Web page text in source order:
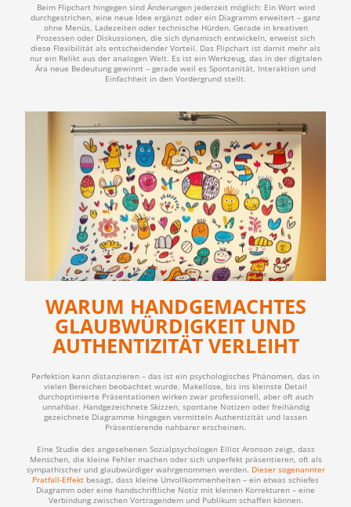
Beim Flipchart hingegen sind Änderungen jederzeit möglich: Ein Wort wird
durchgestrichen, eine neue Idee ergänzt oder ein Diagramm erweitert – ganz
ohne Menüs, Ladezeiten oder technische Hürden. Gerade in kreativen
Prozessen oder Diskussionen, die sich dynamisch entwickeln, erweist sich
diese Flexibilität als entscheidender Vorteil. Das Flipchart ist damit mehr als
nur ein Relikt aus der analogen Welt. Es ist ein Werkzeug, das in der digitalen
Ära neue Bedeutung gewinnt – gerade weil es Spontanität, Interaktion und
Einfachheit in den Vordergrund stellt.
WARUM HANDGEMACHTES
GLAUBWÜRDIGKEIT UND
AUTHENTIZITÄT VERLEIHT
Perfektion kann distanzieren – das ist ein psychologisches Phänomen, das in
vielen Bereichen beobachtet wurde. Makellose, bis ins kleinste Detail
durchoptimierte Präsentationen wirken zwar professionell, aber oft auch
unnahbar. Handgezeichnete Skizzen, spontane Notizen oder freihändig
gezeichnete Diagramme hingegen vermitteln Authentizität und lassen
Präsentierende nahbarer erscheinen.
Eine Studie des angesehenen Sozialpsychologen Elliot Aronson zeigt, dass
Menschen, die kleine Fehler machen oder sich unperfekt präsentieren, oft als
sympathischer und glaubwürdiger wahrgenommen werden. Dieser sogenannter
Pratfall-Effekt besagt, dass kleine Unvollkommenheiten – ein etwas schiefes
Diagramm oder eine handschriftliche Notiz mit kleinen Korrekturen – eine
Verbindung zwischen Vortragendem und Publikum schaffen können.